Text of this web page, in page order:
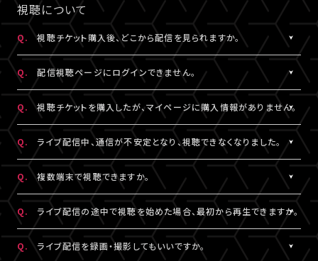
ことができます。
その他、A!-IDに関する詳細はこちらにてご確認ください。
さい。
たメールアドレスがA!-IDとなります。
※パスワードをお忘れの場合は、
こちら
よりパスワード再設定を行
えます。
▼以下もあわせてご確認ください。
1.ご登録のA!-ID（メールアドレス）とは別のメールアドレスをご利
用になっていませんか？
2.推奨環境からお試しいただいていますか？
ご利用の環境が推奨環境でない場合、正常にページ遷移ができな
い可能性がございます。推奨環境はこちら
よりご確認ください。
スマートフォン、タブレットをご利用の場合、LINEやメール等のアプ
リ内ブラウジングではなく、指定のブラウザ（iPhone・iPadの場合
は「Safari」、Androidの場合は「Chrome」）で当サービスをご利
用ください。
視聴について
Q. 視聴チケット購入後、どこから配信を見られますか。
A.
LIVESHIPにてチケットを購入の場合、配信視聴ページにログイン
のうえ、ご視聴いただけます。
配信視聴ページは、各公演のチケット販売ページ、「マイページ」
内「チケット購入情報」よりアクセスいただけます。
※「決済完了のお知らせ」メールでもご案内しております。
※アーカイブ配信がある場合、同じページからご視聴いただけま
す。
※コンビニ決済にてお申込みをされている場合、お支払い（ご入
金）完了後にご視聴いただけます。
Q. 配信視聴ページにログインできません。
A.
配信視聴ページにログインいただくには視聴チケットをご購入さ
れたA!-ID（メールアドレス）と、ご自身で設定したパスワードをご入
力ください。
※パスワードをお忘れの場合は、 こちらよりパスワード再設定を行
えます。
▼以下もあわせてご確認ください。
1.ご登録のA!-ID（メールアドレス）とは別のメールアドレスをご利
用になっていませんか？
Q. 視聴チケットを購入したが、マイページに購入情報がありません。
A.
視聴チケットをご購入されたA!-ID（メールアドレス）と、異なるA!-
ID（メールアドレス）でログインされている可能性がございます。
画面右上からログアウトしていただき、@以降が異なるなど、ご利
用されているメールアドレスをご確認のうえ、改めてログインをお
試しください。
※「決済完了のお知らせ」メールをお受取りいただいているA!-
ID（メールアドレス）にてログインしてください。
Q. ライブ配信中、通信が不安定となり、視聴できなくなりました。
A.
本配信の視聴には高速・大容量のデータ通信が必要となります。
有線接続、もしくはWi-Fiのご利用を推奨いたします。お客様の視聴
環境に伴う閲覧の不具合に関しては、当サービスは一切の責任を
負いかねます。
Q. 複数端末で視聴できますか。
A.
チケット1枚につき1端末まで視聴可能となっております。
複数端末でのログインが検知された場合には、一方の端末がログ
アウトされます。
Q. ライブ配信の途中で視聴を始めた場合、最初から再生できますか。
A.
ライブ配信の途中からご利用の場合は、視聴開始された時点から
の再生となります。
Q. ライブ配信を録画・撮影してもいいですか。